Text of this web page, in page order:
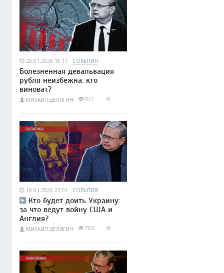
20.01.2026 15:17 СОБЫТИЯ
Болезненная девальвация
рубля неизбежна: кто
виноват?
МИХАИЛ ДЕЛЯГИН 977
19.01.2026 23:01 СОБЫТИЯ
Кто будет доить Украину:
за что ведут войну США и
Англия?
МИХАИЛ ДЕЛЯГИН 703